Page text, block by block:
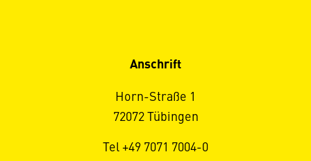
Anschrift
Horn-Straße 1
72072 Tübingen
Tel +49 7071 7004-0